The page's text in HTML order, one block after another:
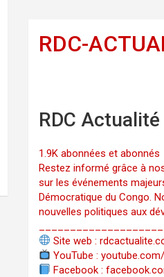
RDC-
RDC Actualité
1.9K abonnées et abonnés
Restez informé grâce à
sur les événements
Démocratique du Congo.
nouvelles politiques aux
Site web :
YouTube :
Facebook :